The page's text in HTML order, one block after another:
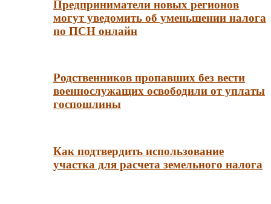
Предприниматели новых регионов
могут уведомить об уменьшении налога
по ПСН онлайн
Родственников пропавших без вести
военнослужащих освободили от уплаты
госпошлины
Как подтвердить использование
участка для расчета земельного налога